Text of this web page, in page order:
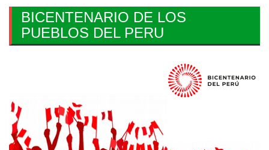
BICENTENARIO DE LOS
PUEBLOS DEL PERU